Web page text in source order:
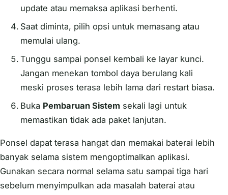
update atau memaksa aplikasi berhenti.
Saat diminta, pilih opsi untuk memasang atau
memulai ulang.
Tunggu sampai ponsel kembali ke layar kunci.
Jangan menekan tombol daya berulang kali
meski proses terasa lebih lama dari restart biasa.
Buka Pembaruan Sistem sekali lagi untuk
memastikan tidak ada paket lanjutan.
Ponsel dapat terasa hangat dan memakai baterai lebih
banyak selama sistem mengoptimalkan aplikasi.
Gunakan secara normal selama satu sampai tiga hari
sebelum menyimpulkan ada masalah baterai atau